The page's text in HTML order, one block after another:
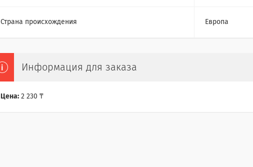
Страна происхождения Европа
Информация для заказа
Цена: 2 230 ₸